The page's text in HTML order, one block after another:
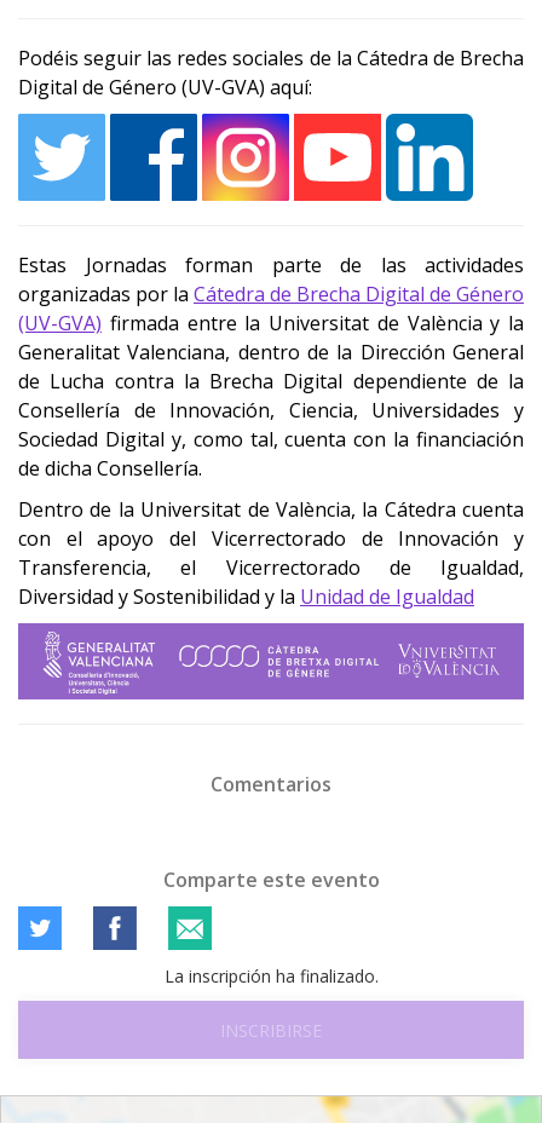
Podéis seguir las redes sociales de la Cátedra de Brecha
Digital de Género (UV-GVA) aquí:
Estas Jornadas forman parte de las actividades
organizadas por la Cátedra de Brecha Digital de Género
(UV-GVA) firmada entre la Universitat de València y la
Generalitat Valenciana, dentro de la Dirección General
de Lucha contra la Brecha Digital dependiente de la
Consellería de Innovación, Ciencia, Universidades y
Sociedad Digital y, como tal, cuenta con la financiación
de dicha Consellería.
Dentro de la Universitat de València, la Cátedra cuenta
con el apoyo del Vicerrectorado de Innovación y
Transferencia, el Vicerrectorado de Igualdad,
Diversidad y Sostenibilidad y la Unidad de Igualdad
Comentarios
Comparte este evento
La inscripción ha finalizado.
INSCRIBIRSE